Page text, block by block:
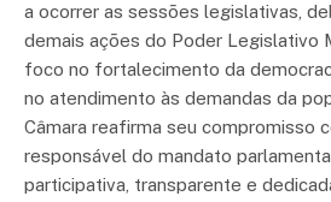
a ocorrer as sessões legislativas,
demais ações do Poder Legislativo
foco no fortalecimento da
no atendimento às demandas da
Câmara reafirma seu compromisso
responsável do mandato
participativa, transparente e